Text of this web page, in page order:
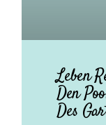
Leben
Den
Des